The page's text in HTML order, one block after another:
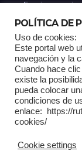
Funciona
Home Análisis
POLÍTICA DE
Uso de cookies:
Este portal web
navegación y la
Cuando hace
existe la
pueda colocar
condiciones de
enlace: https://
cookies/
Cookie settings